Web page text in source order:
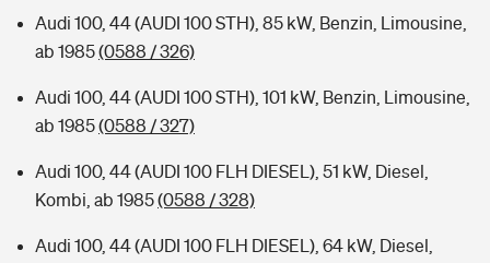
Audi 100, 44 (AUDI 100 STH), 85 kW, Benzin, Limousine,
ab 1985(0588 / 326)
Audi 100, 44 (AUDI 100 STH), 101 kW, Benzin, Limousine,
ab 1985(0588 / 327)
Audi 100, 44 (AUDI 100 FLH DIESEL), 51 kW, Diesel,
Kombi, ab 1985(0588 / 328)
Audi 100, 44 (AUDI 100 FLH DIESEL), 64 kW, Diesel,